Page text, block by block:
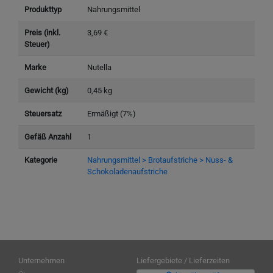
Produkttyp Nahrungsmittel
Preis (inkl.
Steuer)
3,69 €
Marke Nutella
Gewicht (kg) 0,45 kg
Steuersatz Ermäßigt (7%)
Gefäß Anzahl 1
Kategorie
Nahrungsmittel > Brotaufstriche > Nuss- &
Schokoladenaufstriche
Unternehmen
Liefergebiete / Lieferzeiten